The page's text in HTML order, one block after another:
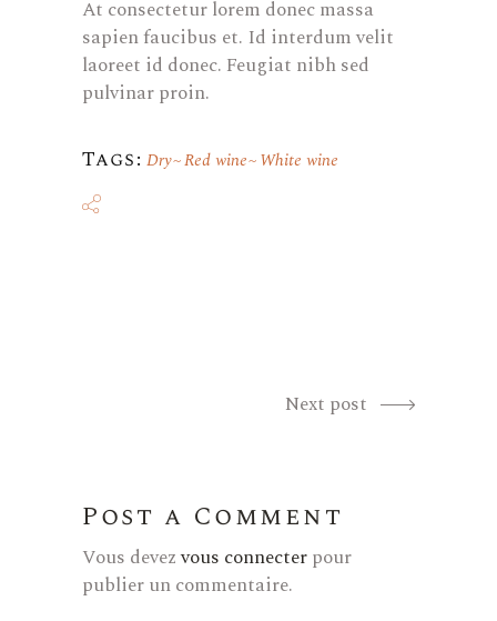
At consectetur lorem donec massa
sapien faucibus et. Id interdum velit
laoreet id donec. Feugiat nibh sed
pulvinar proin.
Tags: Dry Red wine White wine
Next post
Post a Comment
Vous devezvous connecterpour
publier un commentaire.